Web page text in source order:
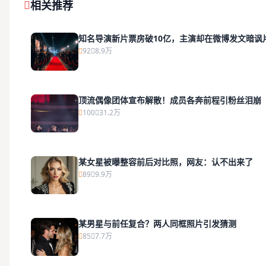
相关推荐
知名导演新片票房破10亿，主演却在微博发文暗讽
92 8.9万
顶流偶像团体宣布解散！成员各奔前程引粉丝泪崩
100 31.2万
某女星被曝整容前后对比照，网友：认不出来了
89 9.9万
某男星与前任复合？两人同框照片引发猜测
85 7.7万